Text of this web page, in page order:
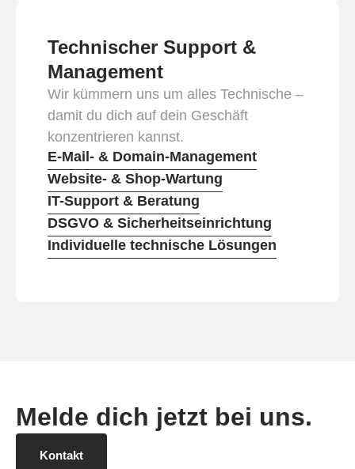
Technischer Support &
Management
Wir kümmern uns um alles Technische –
damit du dich auf dein Geschäft
konzentrieren kannst.
E-Mail- & Domain-Management
Website- & Shop-Wartung
IT-Support & Beratung
DSGVO & Sicherheitseinrichtung
Individuelle technische Lösungen
Melde dich jetzt bei uns.
Kontakt